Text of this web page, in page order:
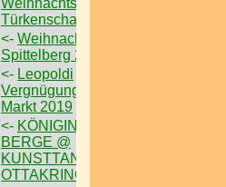
Türkenschanzpark
<- Weihnachtsmarkt am
Spittelberg 2019
<- Leopoldi
Vergnügungspark &
Markt 2019
<- KÖNIGIN DER
BERGE @
KUNSTTANKSTELLE
OTTAKRING